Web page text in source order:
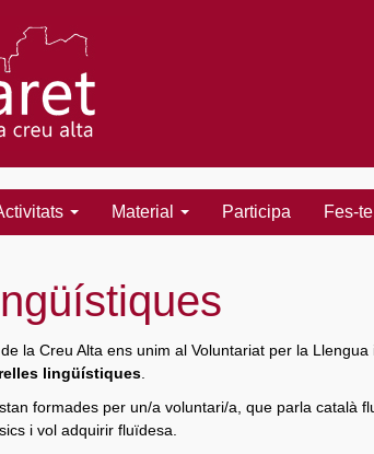
Material Participa Fes-
la Creu Alta ens unim al Voluntariat per la
lingüístiques
formades per un/a voluntari/a, que parla català
i vol adquirir fluïdesa.